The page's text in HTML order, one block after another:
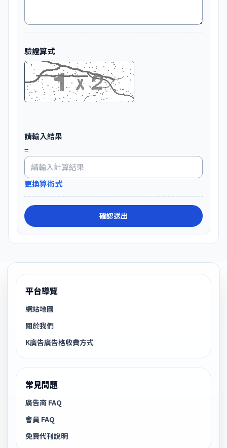
驗證算式
請輸入結果
=
更換算術式
確認送出
平台導覽
網站地圖
關於我們
K廣告廣告格收費方式
常見問題
廣告商 FAQ
會員 FAQ
免費代刊說明